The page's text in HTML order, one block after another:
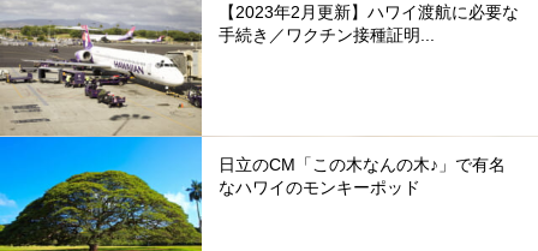
【2023年2月更新】ハワイ渡航に必要な
手続き／ワクチン接種証明...
日立のCM「この木なんの木♪」で有名
なハワイのモンキーポッド